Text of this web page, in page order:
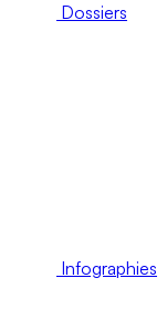
Dossiers
Infographies